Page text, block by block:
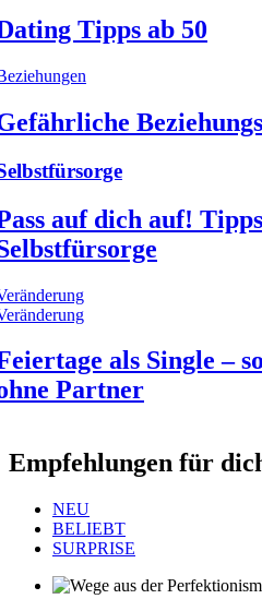
Tipps ab 50
auf dich auf!
als Single –
Partner
Empfehlungen für
NEU
BELIEBT
SURPRISE